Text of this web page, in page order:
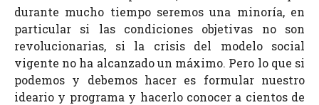
durante mucho tiempo seremos una minoría, en
particular si las condiciones objetivas no son
revolucionarias, si la crisis del modelo social
vigente no ha alcanzado un máximo. Pero lo que si
podemos y debemos hacer es formular nuestro
ideario y programa y hacerlo conocer a cientos de